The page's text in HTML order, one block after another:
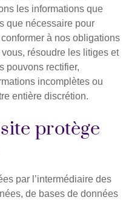
les informations que
que nécessaire pour
à nos obligations
résoudre les litiges et
pouvons rectifier,
incomplètes ou
entière discrétion.
protège
par l’intermédiaire des
de bases de données